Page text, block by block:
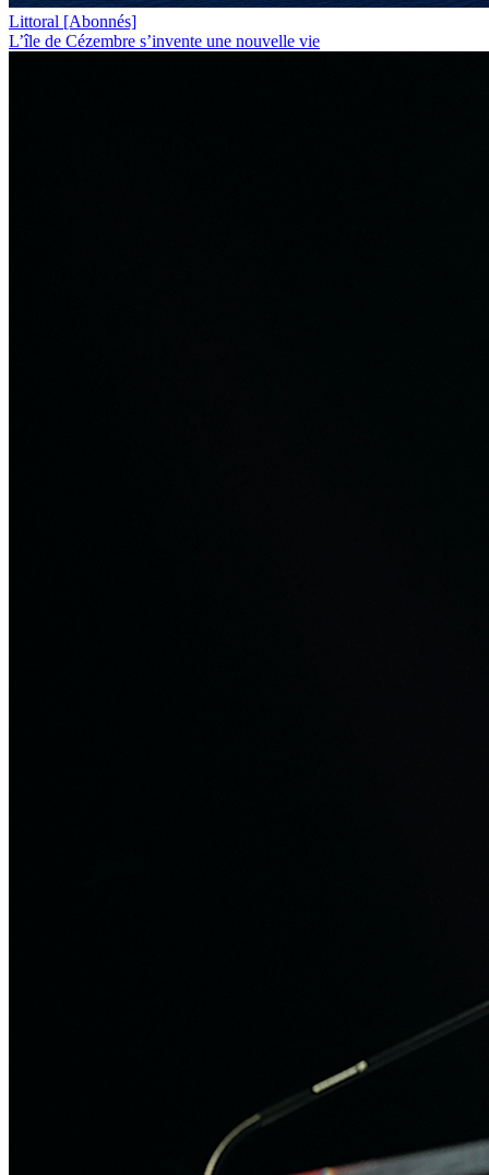
Littoral [Abonnés]
L’île de Cézembre s’invente une nouvelle vie